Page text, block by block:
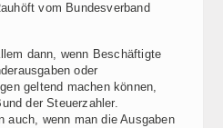
vom Bundesverband
dann, wenn Beschäftigte
oder
geltend machen können,
der Steuerzahler.
auch, wenn man die Ausgaben